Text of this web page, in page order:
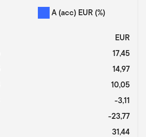
A (acc) EUR (%)
EUR
17,45
14,97
10,05
-3,11
-23,77
31,44